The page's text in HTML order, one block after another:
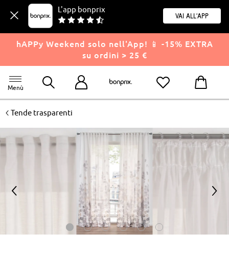
L'app bonprix
Vai all'app
hAPPy Weekend solo nell'App! 📱 -15% EXTRA
su ordini > 25 €
Menù
<Tende trasparenti
< >